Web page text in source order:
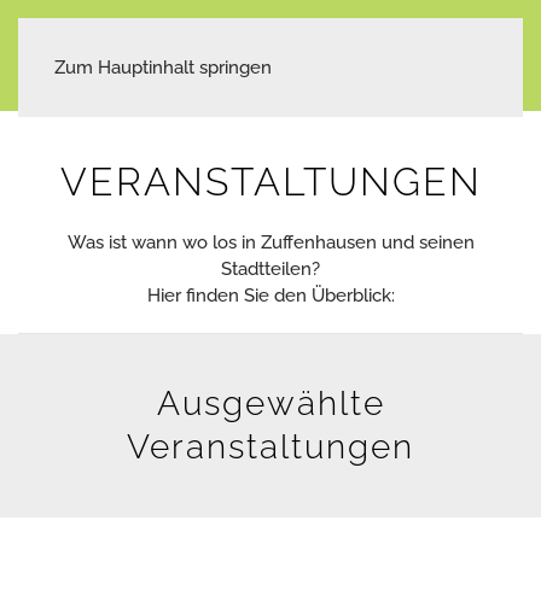
Zum Hauptinhalt springen
VERANSTALTUNGEN
Was ist wann wo los in Zuffenhausen und seinen
Stadtteilen?
Hier finden Sie den Überblick:
Ausgewählte
Veranstaltungen